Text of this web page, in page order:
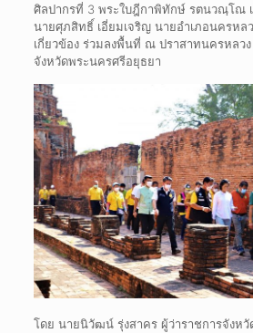
ศิลปากรที่ 3 พระใบฎีกาพิทักษ์ รตนวณฺโณ
นายศุภสิทธิ์ เอี่ยมเจริญ นายอำเภอนครหล
เกี่ยวข้อง ร่วมลงพื้นที่ ณ ปราสาทนครหลว
จังหวัดพระนครศรีอยุธยา
โดย นายนิวัฒน์ รุ่งสาคร ผู้ว่าราชการจังห